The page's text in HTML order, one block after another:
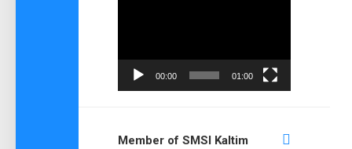
00:00 01:00
Member of SMSI Kaltim